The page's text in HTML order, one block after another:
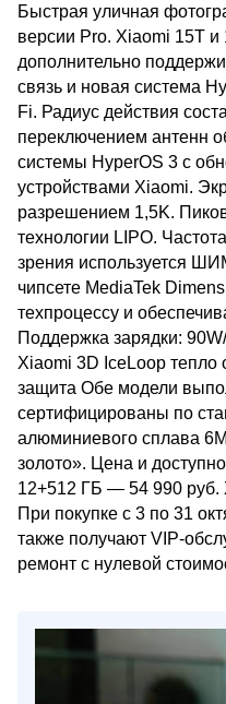
Быстрая уличная
версии Pro. Xiaomi 15T
дополнительно
связь и новая система
Fi. Радиус действия
переключением антенн
системы HyperOS 3 с
устройствами Xiaomi.
разрешением 1,5K.
технологии LIPO.
зрения используется
чипсете MediaTek
техпроцессу и
Поддержка зарядки:
Xiaomi 3D IceLoop тепло
защита Обе модели
сертифицированы по
алюминиевого сплава
золото». Цена и
12+512 ГБ — 54 990 руб.
При покупке с 3 по 31
также получают VIP-
ремонт с нулевой